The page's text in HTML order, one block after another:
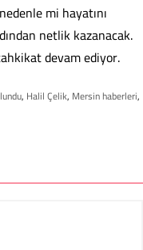
mi hayatını
netlik kazanacak.
devam ediyor.
, Halil Çelik, Mersin haberleri,